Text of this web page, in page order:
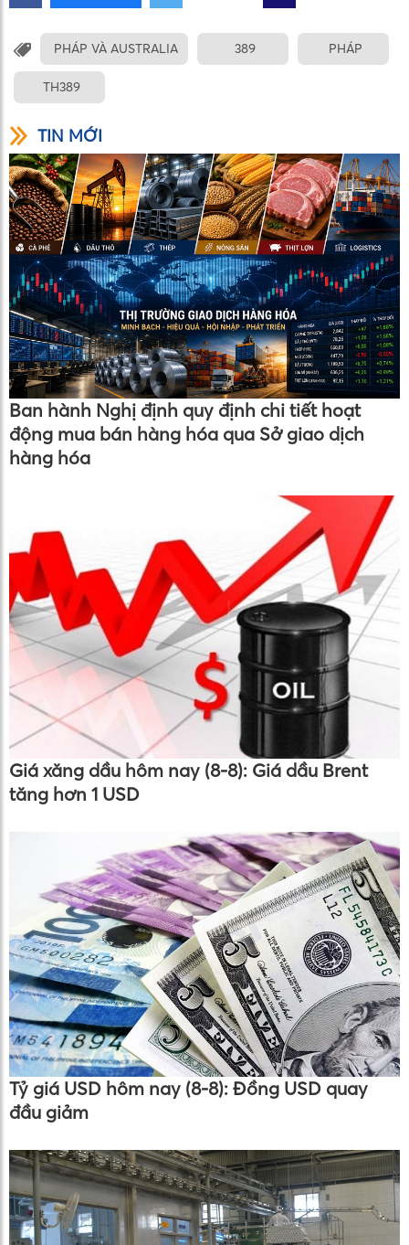
PHÁP VÀ AUSTRALIA 389 PHÁP
TH389
TIN MỚI
Ban hành Nghị định quy định chi tiết hoạt
động mua bán hàng hóa qua Sở giao dịch
hàng hóa
Giá xăng dầu hôm nay (8-8): Giá dầu Brent
tăng hơn 1 USD
Tỷ giá USD hôm nay (8-8): Đồng USD quay
đầu giảm